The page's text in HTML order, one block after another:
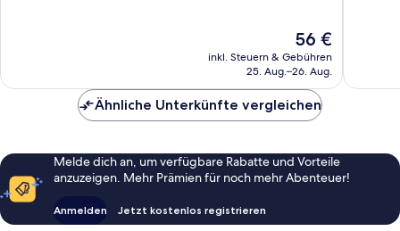
Der
Preis
beträgt
56 €
inkl. Steuern & Gebühren
25. Aug.–26. Aug.
Ähnliche Unterkünfte vergleichen
Melde dich an, um verfügbare Rabatte und Vorteile
anzuzeigen. Mehr Prämien für noch mehr Abenteuer!
Anmelden Jetzt kostenlos registrieren